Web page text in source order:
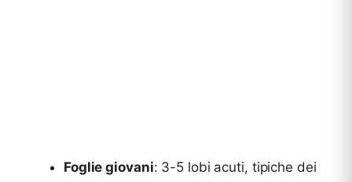
Foglie giovani: 3-5 lobi acuti, tipiche dei